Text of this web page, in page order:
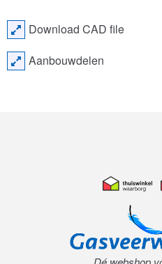
Download CAD file
Aanbouwdelen